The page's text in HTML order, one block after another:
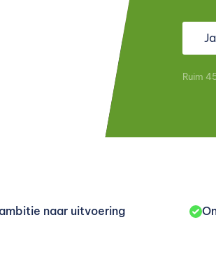
Ruim
naar uitvoering